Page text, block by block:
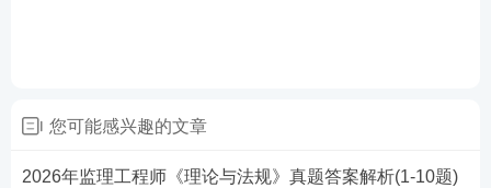
您可能感兴趣的文章
2026年监理工程师《理论与法规》真题答案解析(1-10题)